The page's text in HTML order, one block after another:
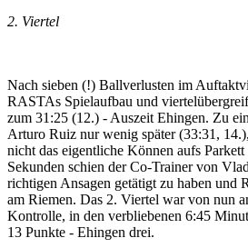
2. Viertel
Nach sieben (!) Ballverlusten im
RASTAs Spielaufbau und
zum 31:25 (12.) - Auszeit Ehingen. Zu
Arturo Ruiz nur wenig später (33:31,
nicht das eigentliche Können aufs
Sekunden schien der Co-Trainer von
richtigen Ansagen getätigt zu haben und
am Riemen. Das 2. Viertel war von nun
Kontrolle, in den verbliebenen 6:45
13 Punkte - Ehingen drei.